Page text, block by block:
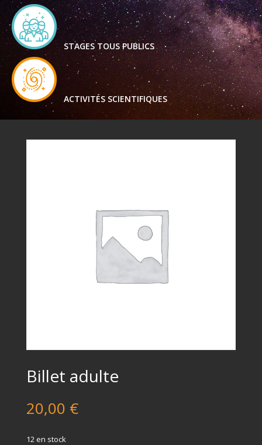
STAGES TOUS PUBLICS
ACTIVITÉS SCIENTIFIQUES
Billet adulte
20,00 €
12 en stock